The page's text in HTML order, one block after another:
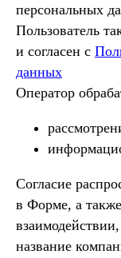
персональных
Пользователь
и согласен с
данных
Оператор
Согласие
в Форме, а
название